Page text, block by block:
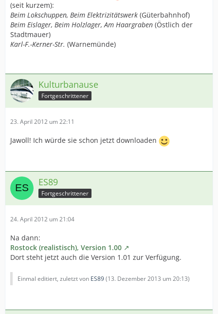
(seit kurzem):
Beim Lokschuppen, Beim Elektrizitätswerk (Güterbahnhof)
Beim Eislager, Beim Holzlager, Am Haargraben (Östlich der
Stadtmauer)
Karl-F.-Kerner-Str. (Warnemünde)
Kulturbanause
Fortgeschrittener
23. April 2012 um 22:11
Jawoll! Ich würde sie schon jetzt downloaden
ES89
Fortgeschrittener
24. April 2012 um 21:04
Na dann:
Rostock (realistisch), Version 1.00
Dort steht jetzt auch die Version 1.01 zur Verfügung.
Einmal editiert, zuletzt von ES89(13. Dezember 2013 um 20:13)